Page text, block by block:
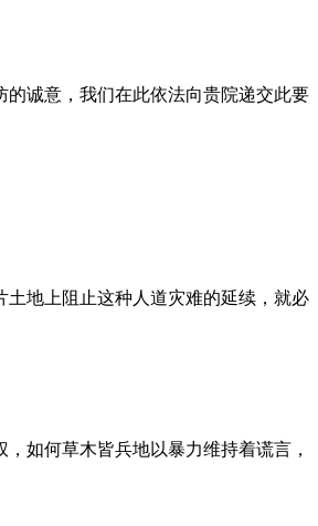
诚意，我们在此依法向贵院递交此要
地上阻止这种人道灾难的延续，就必
如何草木皆兵地以暴力维持着谎言，